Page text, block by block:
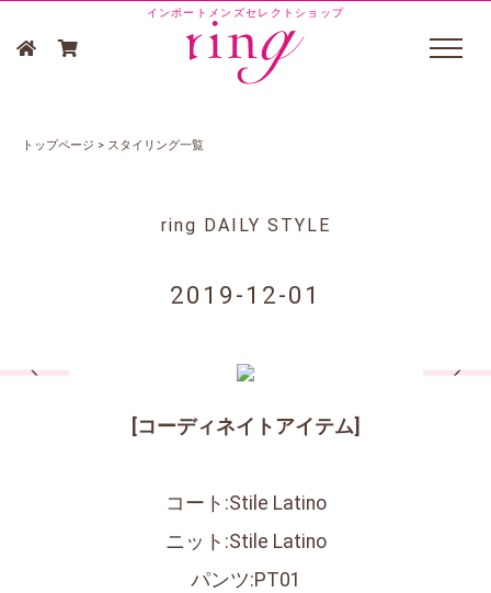
インポートメンズセレクトショップ
トップページ > スタイリング一覧
ring DAILY STYLE
2019-12-01
[コーディネイトアイテム]
コート:Stile Latino
ニット:Stile Latino
パンツ:PT01